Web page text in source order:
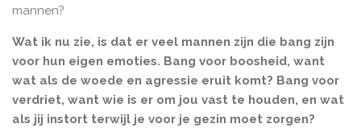
mannen?
Wat ik nu zie, is dat er veel mannen zijn die bang zijn
voor hun eigen emoties. Bang voor boosheid, want
wat als de woede en agressie eruit komt? Bang voor
verdriet, want wie is er om jou vast te houden, en wat
als jij instort terwijl je voor je gezin moet zorgen?